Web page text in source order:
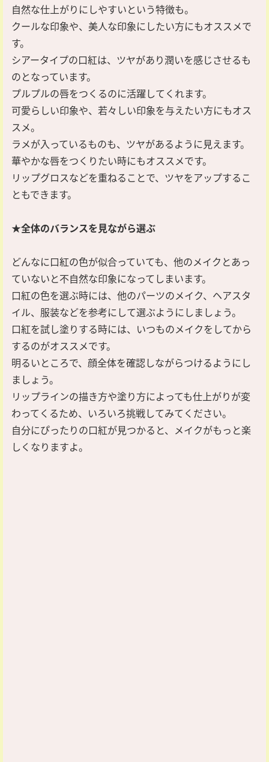
自然な仕上がりにしやすいという特徴も。
クールな印象や、美人な印象にしたい方にもオススメで
す。
シアータイプの口紅は、ツヤがあり潤いを感じさせるも
のとなっています。
プルプルの唇をつくるのに活躍してくれます。
可愛らしい印象や、若々しい印象を与えたい方にもオス
スメ。
ラメが入っているものも、ツヤがあるように見えます。
華やかな唇をつくりたい時にもオススメです。
リップグロスなどを重ねることで、ツヤをアップするこ
ともできます。
★全体のバランスを見ながら選ぶ
どんなに口紅の色が似合っていても、他のメイクとあっ
ていないと不自然な印象になってしまいます。
口紅の色を選ぶ時には、他のパーツのメイク、ヘアスタ
イル、服装などを参考にして選ぶようにしましょう。
口紅を試し塗りする時には、いつものメイクをしてから
するのがオススメです。
明るいところで、顔全体を確認しながらつけるようにし
ましょう。
リップラインの描き方や塗り方によっても仕上がりが変
わってくるため、いろいろ挑戦してみてください。
自分にぴったりの口紅が見つかると、メイクがもっと楽
しくなりますよ。